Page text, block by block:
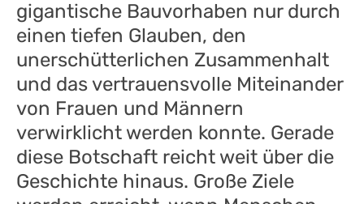
gigantische Bauvorhaben nur durch
einen tiefen Glauben, den
unerschütterlichen Zusammenhalt
und das vertrauensvolle Miteinander
von Frauen und Männern
verwirklicht werden konnte. Gerade
diese Botschaft reicht weit über die
Geschichte hinaus. Große Ziele